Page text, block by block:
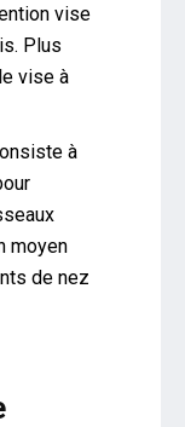
vise
Plus
vise à
à
moyen
de nez